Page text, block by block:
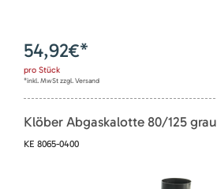
54,92€*
pro Stück
*inkl. MwSt zzgl. Versand
Klöber Abgaskalotte 80/125 grau
KE 8065-0400